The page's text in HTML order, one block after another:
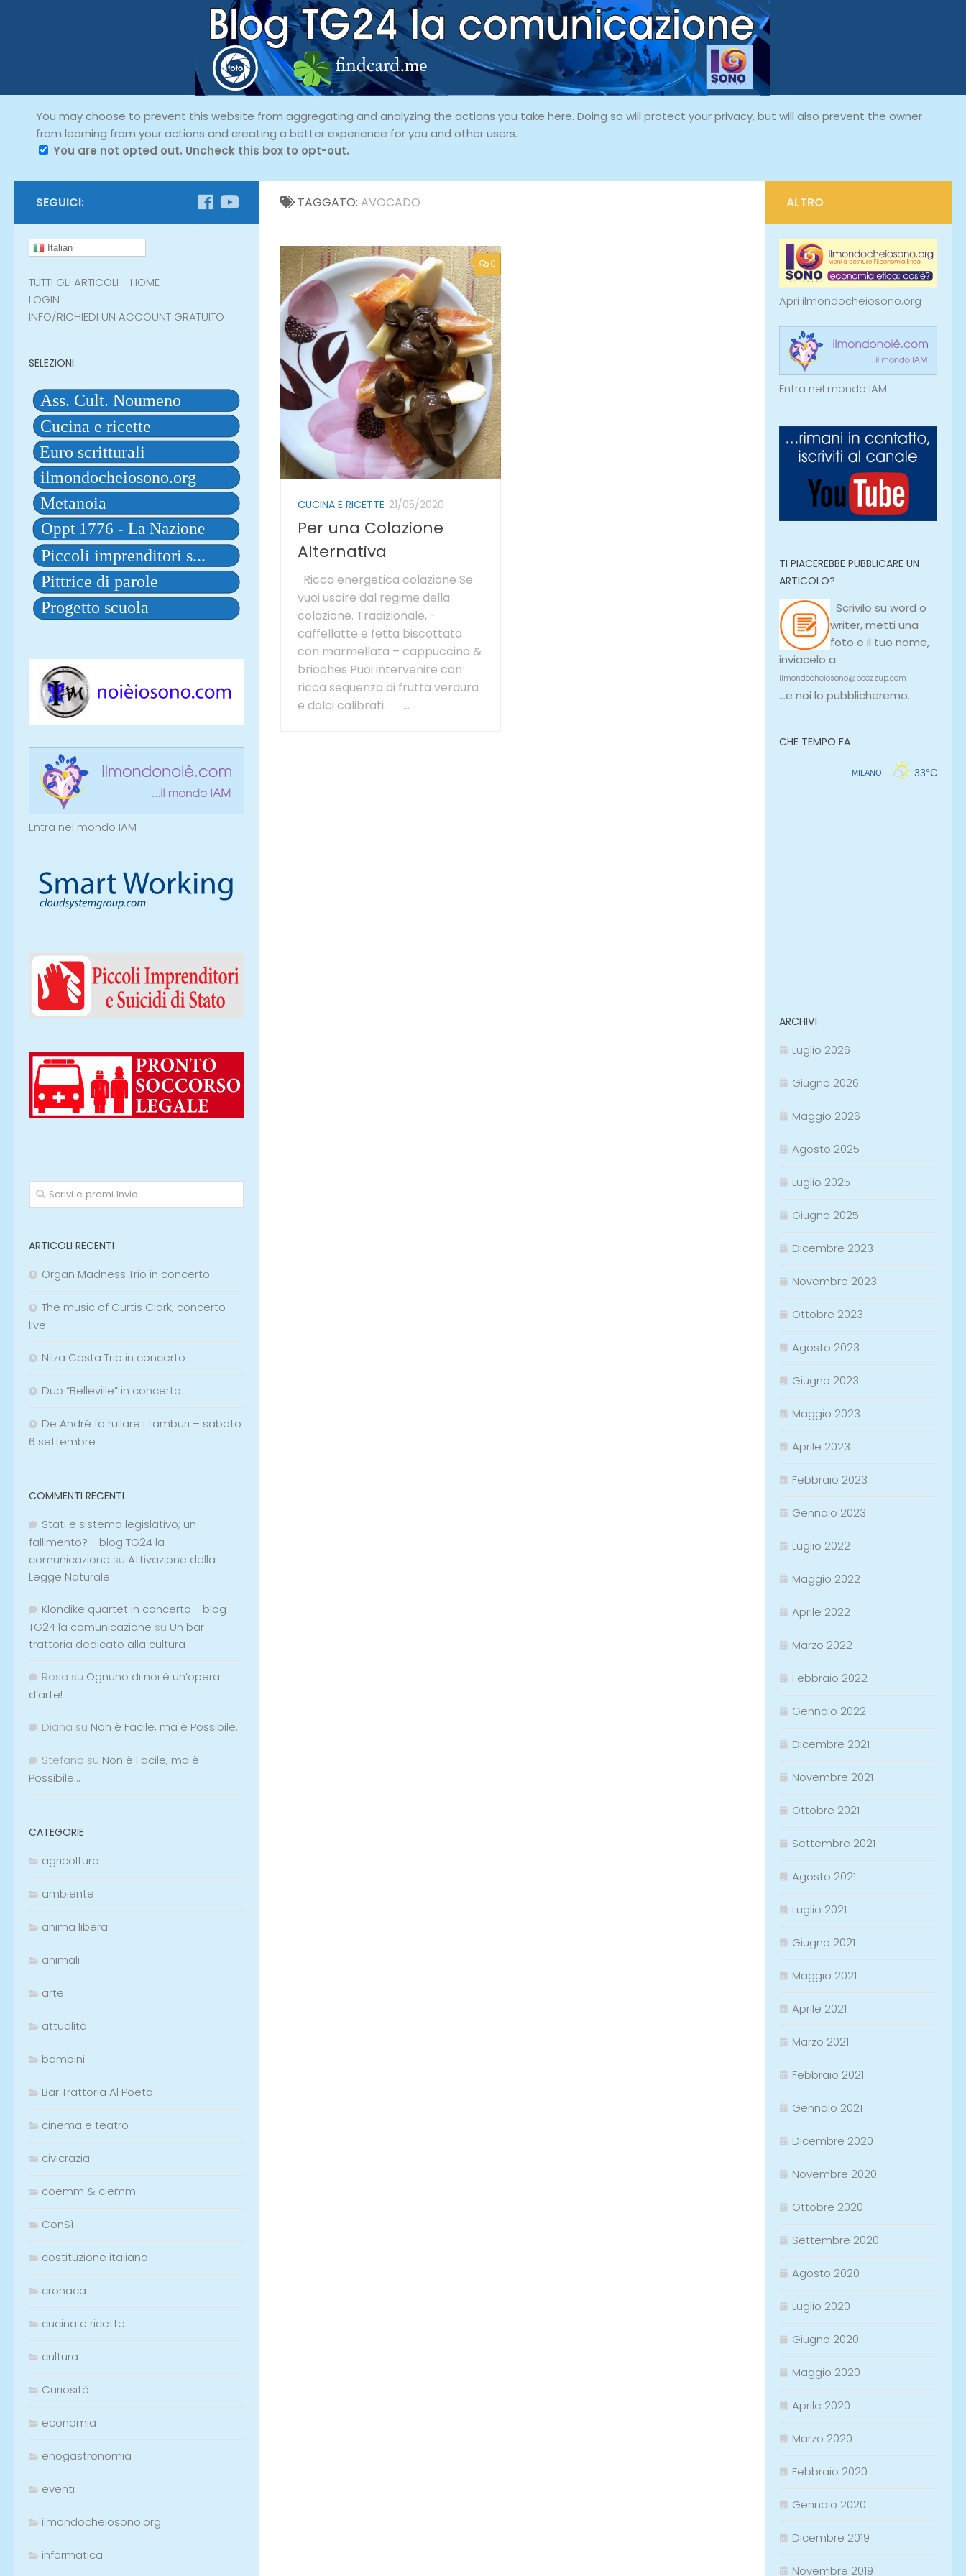
You may choose to prevent this website from aggregating and analyzing the actions you take here. Doing so will protect your privacy, but will also prevent the owner
from learning from your actions and creating a better experience for you and other users.
You are not opted out. Uncheck this box to opt-out.
TAGGATO: AVOCADO
0
CUCINA E RICETTE 21/05/2020
Per una Colazione
Alternativa
Ricca energetica colazione Se
vuoi uscire dal regime della
colazione. Tradizionale, -
caffellatte e fetta biscottata
con marmellata – cappuccino &
brioches Puoi intervenire con
ricca sequenza di frutta verdura
e dolci calibrati. ...
SEGUICI:
Italian
TUTTI GLI ARTICOLI - HOME
LOGIN
INFO/RICHIEDI UN ACCOUNT GRATUITO
SELEZIONI:
Entra nel mondo IAM
ARTICOLI RECENTI
Organ Madness Trio in concerto
The music of Curtis Clark, concerto
live
Nilza Costa Trio in concerto
Duo “Belleville” in concerto
De André fa rullare i tamburi – sabato
6 settembre
COMMENTI RECENTI
Stati e sistema legislativo; un
fallimento? - blog TG24 la
comunicazione su Attivazione della
Legge Naturale
Klondike quartet in concerto - blog
TG24 la comunicazione su Un bar
trattoria dedicato alla cultura
Rosa su Ognuno di noi è un’opera
d’arte!
Diana su Non è Facile, ma è Possibile…
Stefano su Non è Facile, ma è
Possibile…
CATEGORIE
agricoltura
ambiente
anima libera
animali
arte
attualità
bambini
Bar Trattoria Al Poeta
cinema e teatro
civicrazia
coemm & clemm
ConSì
costituzione italiana
cronaca
cucina e ricette
cultura
Curiosità
economia
enogastronomia
eventi
ilmondocheiosono.org
informatica
ALTRO
Apri ilmondocheiosono.org
Entra nel mondo IAM
TI PIACEREBBE PUBBLICARE UN
ARTICOLO?
Scrivilo su word o
writer, metti una
foto e il tuo nome,
inviacelo a:
ilmondocheiosono@beezzup.com
...e noi lo pubblicheremo.
CHE TEMPO FA
ARCHIVI
Luglio 2026
Giugno 2026
Maggio 2026
Agosto 2025
Luglio 2025
Giugno 2025
Dicembre 2023
Novembre 2023
Ottobre 2023
Agosto 2023
Giugno 2023
Maggio 2023
Aprile 2023
Febbraio 2023
Gennaio 2023
Luglio 2022
Maggio 2022
Aprile 2022
Marzo 2022
Febbraio 2022
Gennaio 2022
Dicembre 2021
Novembre 2021
Ottobre 2021
Settembre 2021
Agosto 2021
Luglio 2021
Giugno 2021
Maggio 2021
Aprile 2021
Marzo 2021
Febbraio 2021
Gennaio 2021
Dicembre 2020
Novembre 2020
Ottobre 2020
Settembre 2020
Agosto 2020
Luglio 2020
Giugno 2020
Maggio 2020
Aprile 2020
Marzo 2020
Febbraio 2020
Gennaio 2020
Dicembre 2019
Novembre 2019